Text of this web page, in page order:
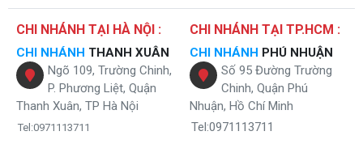
CHI NHÁNH TẠI HÀ NỘI :
CHI NHÁNH THANH XUÂN
Ngõ 109, Trường Chinh,
P. Phương Liệt, Quận
Thanh Xuân, TP Hà Nội
Tel:0971113711
CHI NHÁNH TẠI TP.HCM :
CHI NHÁNH PHÚ NHUẬN
Số 95 Đường Trường
Chinh, Quận Phú
Nhuận, Hồ Chí Minh
Tel:0971113711